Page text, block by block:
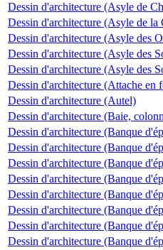
Dessin d'architecture (Asyle de
Dessin d'architecture (Asyle de la
Dessin d'architecture (Asyle des
Dessin d'architecture (Asyle des
Dessin d'architecture (Asyle des
Dessin d'architecture (Attache en
Dessin d'architecture (Autel)
Dessin d'architecture (Baie,
Dessin d'architecture (Banque
Dessin d'architecture (Banque
Dessin d'architecture (Banque
Dessin d'architecture (Banque
Dessin d'architecture (Banque
Dessin d'architecture (Banque
Dessin d'architecture (Banque
Dessin d'architecture (Banque